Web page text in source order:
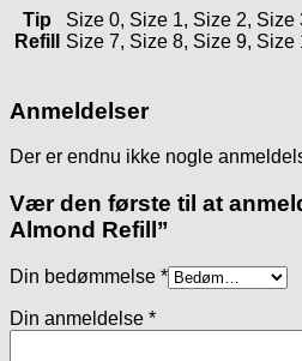
Tip
Refill
Size 0, Size 1, Size 2, Size
Size 7, Size 8, Size 9, Size
Anmeldelser
Der er endnu ikke nogle
Vær den første til at
Almond Refill”
Din bedømmelse *
Din anmeldelse *